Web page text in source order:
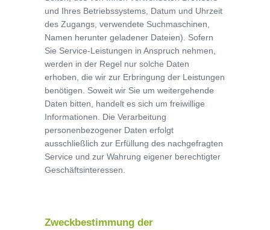
und Ihres Betriebssystems, Datum und Uhrzeit
des Zugangs, verwendete Suchmaschinen,
Namen herunter geladener Dateien). Sofern
Sie Service-Leistungen in Anspruch nehmen,
werden in der Regel nur solche Daten
erhoben, die wir zur Erbringung der Leistungen
benötigen. Soweit wir Sie um weitergehende
Daten bitten, handelt es sich um freiwillige
Informationen. Die Verarbeitung
personenbezogener Daten erfolgt
ausschließlich zur Erfüllung des nachgefragten
Service und zur Wahrung eigener berechtigter
Geschäftsinteressen.
Zweckbestimmung der